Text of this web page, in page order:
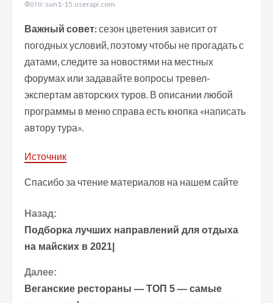
Фото: sun1-15.userapi.com
Важный совет:сезон цветения зависит от
погодных условий, поэтому чтобы не прогадать с
датами, следите за новостями на местных
форумах или задавайте вопросы тревел-
экспертам авторских туров. В описании любой
программы в меню справа есть кнопка «написать
автору тура».
Источник
Спасибо за чтение материалов на нашем сайте
П
р
о
д
Назад:
Подборка лучших направлений для отдыха
на майских в 2021|
Далее:
Веганские рестораны — ТОП 5 — самые